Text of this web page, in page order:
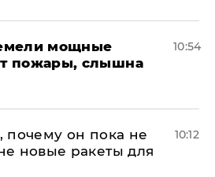
мощные
пожары, слышна
10:54
почему он пока не
новые ракеты для
10:12